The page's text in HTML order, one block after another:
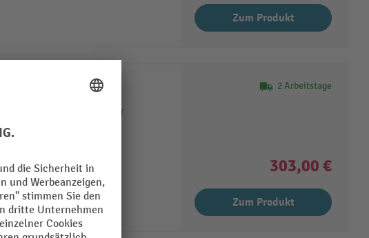
Zum Produkt
von nur 15° auch für
geeignet
2 Arbeitstage
303,00 €
Zum Produkt